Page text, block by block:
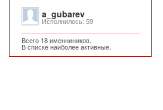
a_gubarev
Исполнилось: 59
Всего 18 именниников.
В списке наиболее активные.